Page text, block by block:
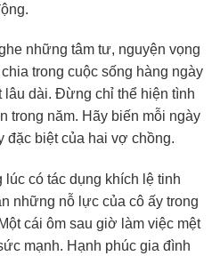
những tâm tư, nguyện vọng
trong cuộc sống hàng ngày
lâu dài. Đừng chỉ thể hiện tình
trong năm. Hãy biến mỗi ngày
đặc biệt của hai vợ chồng.
có tác dụng khích lệ tinh
những nỗ lực của cô ấy trong
cái ôm sau giờ làm việc mệt
mạnh. Hạnh phúc gia đình